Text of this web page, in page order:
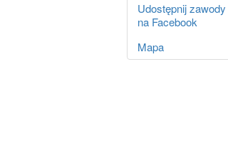
Udostępnij zawody
na Facebook
Mapa